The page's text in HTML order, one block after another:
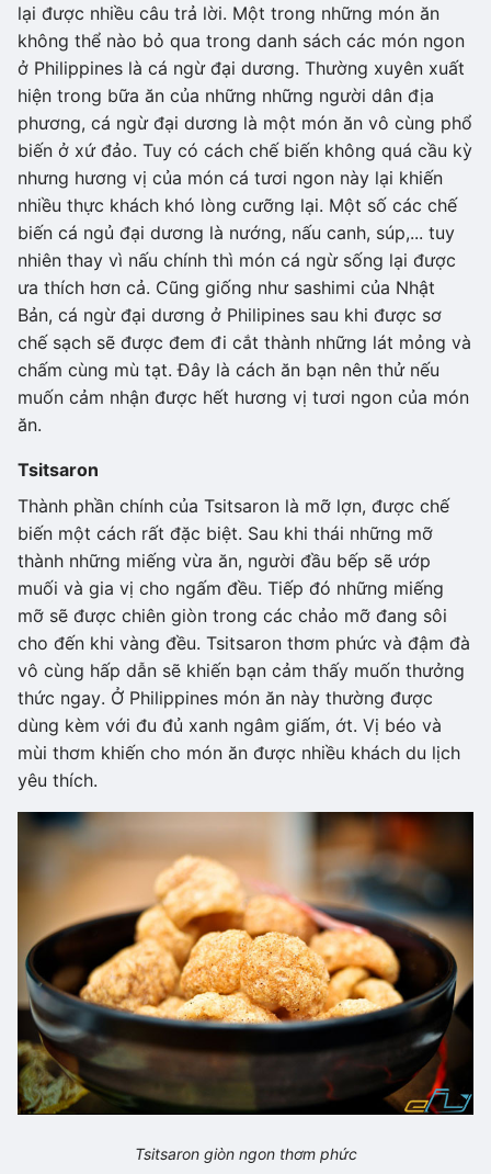
lại được nhiều câu trả lời. Một trong những món ăn
không thể nào bỏ qua trong danh sách các món ngon
ở Philippines là cá ngừ đại dương. Thường xuyên xuất
hiện trong bữa ăn của những những người dân địa
phương, cá ngừ đại dương là một món ăn vô cùng phổ
biến ở xứ đảo. Tuy có cách chế biến không quá cầu kỳ
nhưng hương vị của món cá tươi ngon này lại khiến
nhiều thực khách khó lòng cưỡng lại. Một số các chế
biến cá ngủ đại dương là nướng, nấu canh, súp,... tuy
nhiên thay vì nấu chính thì món cá ngừ sống lại được
ưa thích hơn cả. Cũng giống như sashimi của Nhật
Bản, cá ngừ đại dương ở Philipines sau khi được sơ
chế sạch sẽ được đem đi cắt thành những lát mỏng và
chấm cùng mù tạt. Đây là cách ăn bạn nên thử nếu
muốn cảm nhận được hết hương vị tươi ngon của món
ăn.
Tsitsaron
Thành phần chính của Tsitsaron là mỡ lợn, được chế
biến một cách rất đặc biệt. Sau khi thái những mỡ
thành những miếng vừa ăn, người đầu bếp sẽ ướp
muối và gia vị cho ngấm đều. Tiếp đó những miếng
mỡ sẽ được chiên giòn trong các chảo mỡ đang sôi
cho đến khi vàng đều. Tsitsaron thơm phức và đậm đà
vô cùng hấp dẫn sẽ khiến bạn cảm thấy muốn thưởng
thức ngay. Ở Philippines món ăn này thường được
dùng kèm với đu đủ xanh ngâm giấm, ớt. Vị béo và
mùi thơm khiến cho món ăn được nhiều khách du lịch
yêu thích.
Tsitsaron giòn ngon thơm phức